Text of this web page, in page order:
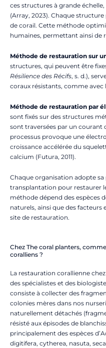
ces structures à grande
(Array, 2023). Chaque
de corail. Cette méthode
humaines, permettant ainsi de
Méthode de restauration sur
structures, qui peuvent être
Résilience des Récifs, s. d.),
coraux résistants, comme avec
Méthode de restauration par
sont fixés sur des structures
sont traversées par un courant
processus provoque une
croissance accélérée du
calcium (Futura, 2011).
Chaque organisation adopte
transplantation pour restaurer
méthode dépend des espèces
naturels, ainsi que des
site de restauration.
Chez The coral planters,
coralliens ?
La restauration corallienne
des spécialistes et des
consiste à collecter des
colonies mères dans nos
naturellement détachés
résisté aux épisodes de
principalement des espèces
digitifera, cytherea, nasuta,